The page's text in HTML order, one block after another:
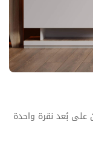
على بُعد نقرة واحدة